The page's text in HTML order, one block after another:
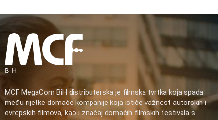
MCF MegaCom BiH distributerska je filmska tvrtka koja spada
među rijetke domaće kompanije koja ističe važnost autorskih i
evropskih filmova, kao i značaj domaćih filmskih festivala s